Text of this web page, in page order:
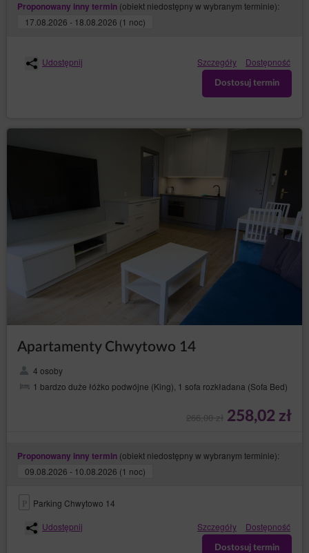
Rozwiązanie umowy następuje z zachowaniem
siedmiodniowego okresu wypowiedzenia.
Zamknij
Proponowany inny termin (obiekt niedostępny w wybranym terminie):
17.08.2026 - 18.08.2026 (1 noc)
Udostępnij Szczegóły Dostępność
Dostosuj termin
Apartamenty Chwytowo 14
4 osoby
1 bardzo duże łóżko podwójne (King), 1 sofa rozkładana (Sofa Bed)
266,00 zł 258,02 zł
Proponowany inny termin (obiekt niedostępny w wybranym terminie):
09.08.2026 - 10.08.2026 (1 noc)
Parking Chwytowo 14
Udostępnij
Szczegóły Dostępność
Dostosuj termin